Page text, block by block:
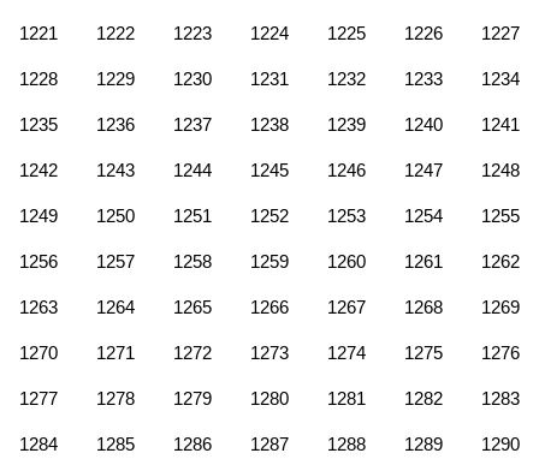
1221 1222 1223 1224 1225 1226 1227
1228 1229 1230 1231 1232 1233 1234
1235 1236 1237 1238 1239 1240 1241
1242 1243 1244 1245 1246 1247 1248
1249 1250 1251 1252 1253 1254 1255
1256 1257 1258 1259 1260 1261 1262
1263 1264 1265 1266 1267 1268 1269
1270 1271 1272 1273 1274 1275 1276
1277 1278 1279 1280 1281 1282 1283
1284 1285 1286 1287 1288 1289 1290